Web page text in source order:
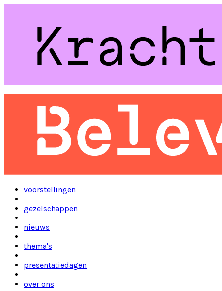
voorstellingen
gezelschappen
nieuws
thema's
presentatiedagen
over ons